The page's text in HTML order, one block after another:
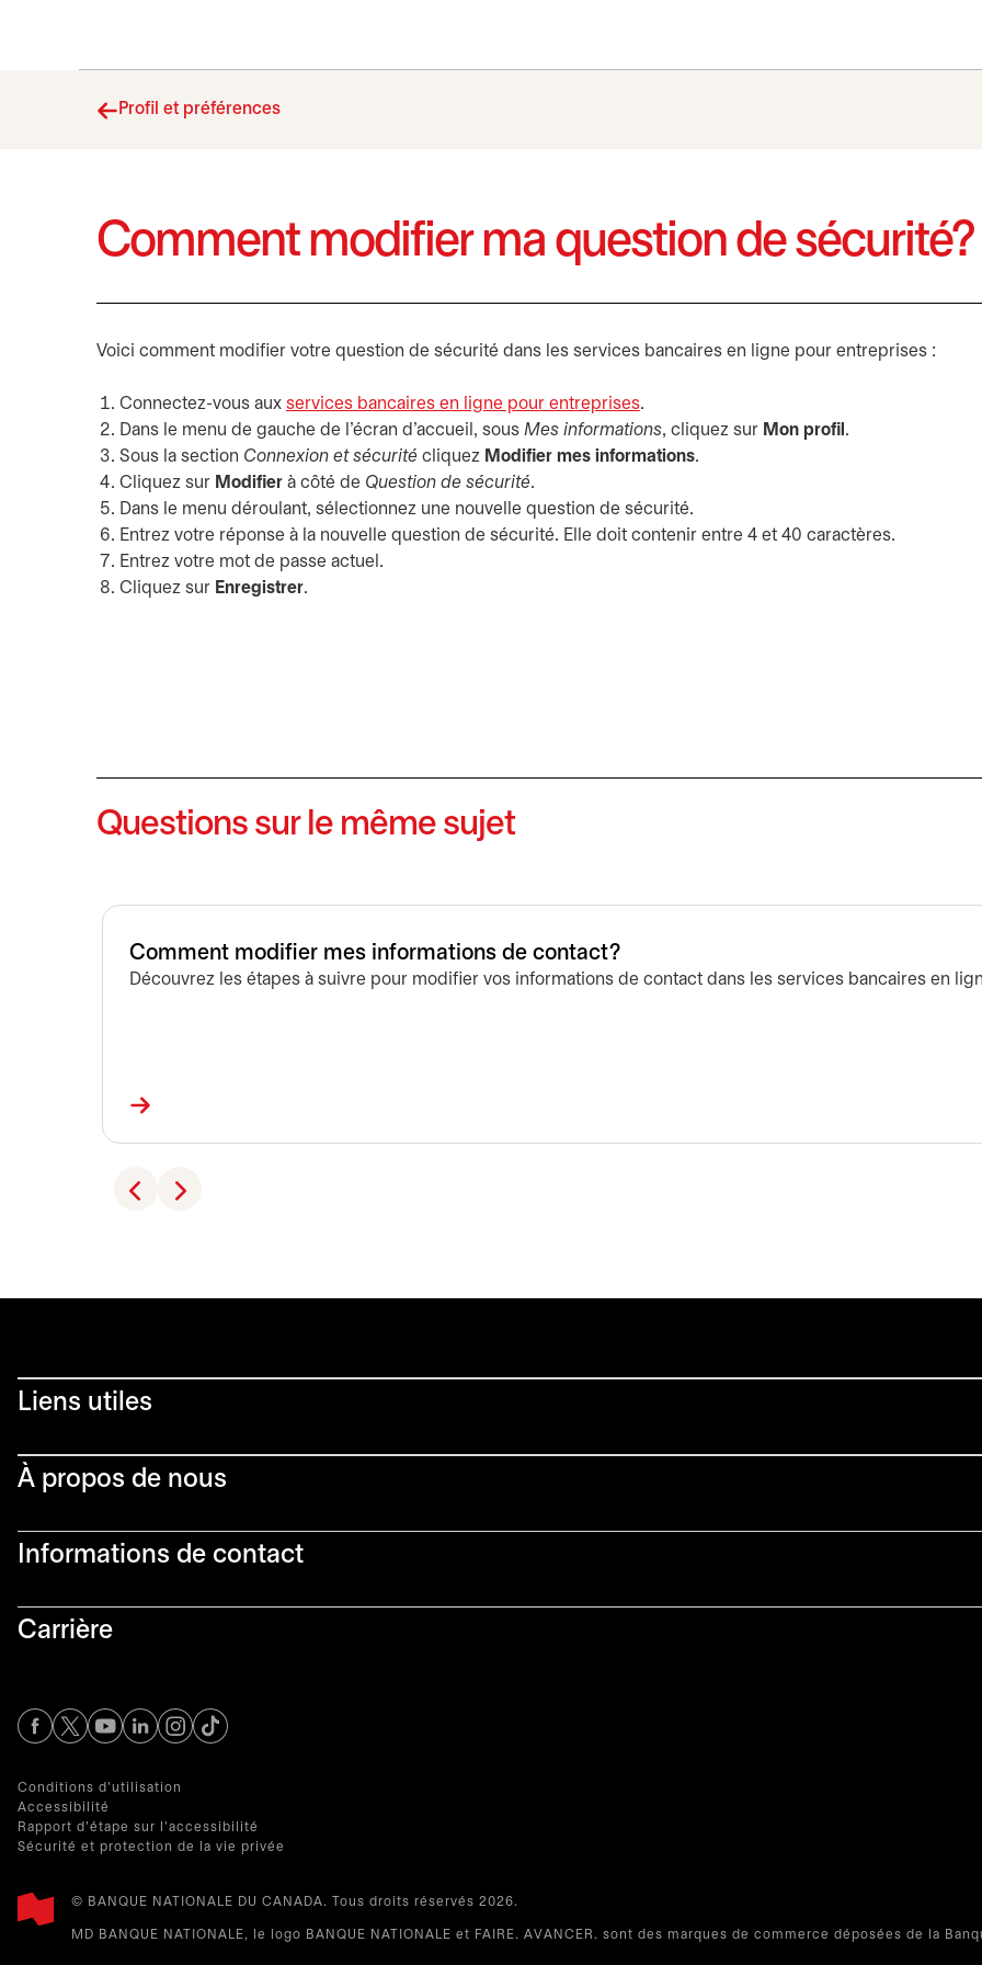
Profil et préférences
Comment modifier ma question de sécurité?
Voici comment modifier votre question de sécurité dans les services bancaires en ligne pour entreprises :
Connectez-vous aux services bancaires en ligne pour entreprisess’ouvre dans un nouvel onglet
.
Dans le menu de gauche de l’écran d’accueil, sous Mes informations, cliquez sur Mon profil .
Sous la section Connexion et sécuritécliquez Modifier mes informations.
Cliquez sur Modifierà côté de Question de sécurité.
Dans le menu déroulant, sélectionnez une nouvelle question de sécurité.
Entrez votre réponse à la nouvelle question de sécurité. Elle doit contenir entre 4 et 40 caractères.
Entrez votre mot de passe actuel.
Cliquez sur Enregistrer.
Questions sur le même sujet
Comment modifier mes informations de contact?
Découvrez les étapes à suivre pour modifier vos informations de contact dans les services bancaires en
Liens utiles​
À propos de nous
Informations de contact​
Carrière
s’ouvre dans un nouvel onglet
s’ouvre dans un nouvel onglet
s’ouvre dans un nouvel onglet
s’ouvre dans un nouvel onglet
s’ouvre dans un nouvel onglet
Conditions d'utilisation
Accessibilité
Rapport d'étape sur l'accessibilité
Sécurité et protection de la vie privée
© BANQUE NATIONALE DU CANADA. Tous droits réservés 2026.​
MD BANQUE NATIONALE, le logo BANQUE NATIONALE et FAIRE. AVANCER. sont des marques de commerce déposées de la